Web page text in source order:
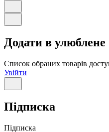
Додати в улюблене
Список обраних товарів
Увійти
Підписка
Підписка